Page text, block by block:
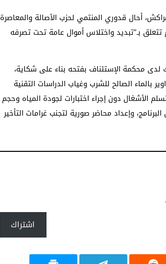
أحال قدوري المنتمي لحزب الأصالة والمعاصرة
بـ”تبديد واختلاس أموال عامة تحت تصرفه
لدى محكمة الإستئناف بفتحه بناء على شكاية،
بالماء الصالح للشرب وغياب الدراسات التقنية
الأشغال دون إجراء اختبارات لجودة المياه وحجم
وإعداد محاضر صورية لتجنب غرامات التأخير
اشتراك